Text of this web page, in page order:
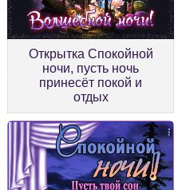
Открытка Спокойной
ночи, пусть ночь
принесёт покой и
отдых